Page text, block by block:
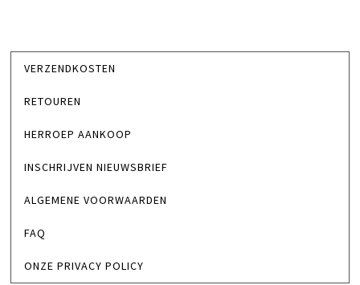
VERZENDKOSTEN
RETOUREN
HERROEP AANKOOP
INSCHRIJVEN NIEUWSBRIEF
ALGEMENE VOORWAARDEN
FAQ
ONZE PRIVACY POLICY